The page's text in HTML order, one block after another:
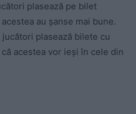
plasează pe bilet
au șanse mai bune.
plasează bilete cu
acestea vor ieși în cele din